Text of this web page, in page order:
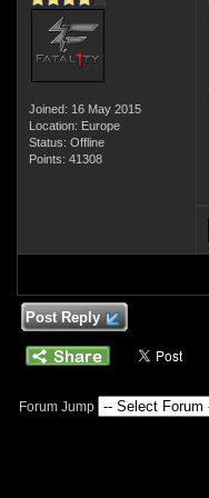
Joined: 16 May 2015
Location: Europe
Status: Offline
Points: 41308
Post Reply
Forum Jump